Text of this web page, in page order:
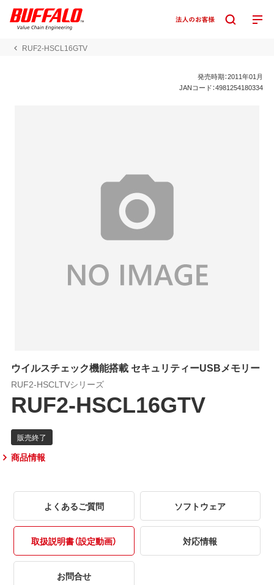
RUF2-HSCL16GTV
発売時期：2011年01月
JANコード：4981254180334
ウイルスチェック機能搭載 セキュリティーUSBメモリー
RUF2-HSCLTVシリーズ
RUF2-HSCL16GTV
商品情報
よくあるご質問 ソフトウェア
取扱説明書（設定動画） 対応情報
お問合せ